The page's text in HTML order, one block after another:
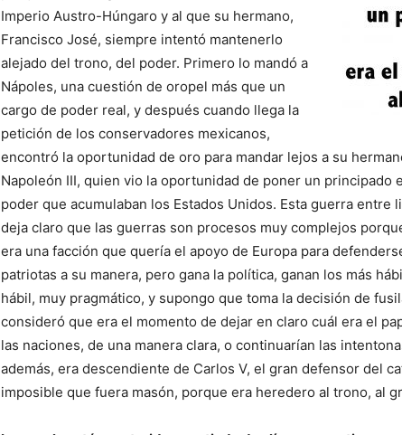
Imperio Austro-Húngaro y al que su hermano,
Francisco José, siempre intentó mantenerlo
alejado del trono, del poder. Primero lo mandó a
Nápoles, una cuestión de oropel más que un
cargo de poder real, y después cuando llega la
petición de los conservadores mexicanos,
encontró la oportunidad de oro para mandar lejos a su
Napoleón III, quien vio la oportunidad de poner un principado
poder que acumulaban los Estados Unidos. Esta guerra entre
deja claro que las guerras son procesos muy complejos
era una facción que quería el apoyo de Europa para
patriotas a su manera, pero gana la política, ganan los más
hábil, muy pragmático, y supongo que toma la decisión de
consideró que era el momento de dejar en claro cuál era el
las naciones, de una manera clara, o continuarían las
además, era descendiente de Carlos V, el gran defensor del
imposible que fuera masón, porque era heredero al trono, al